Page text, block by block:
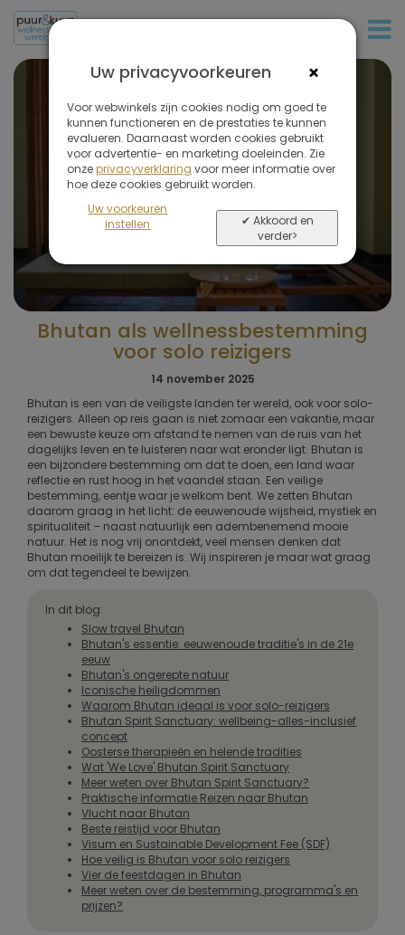
Bhutan als wellnessbestemming
voor solo reizigers
14 november 2025
Bhutan is een van de veiligste landen ter wereld, ook voor solo-
reizigers. Alleen op reis gaan is niet zomaar een vakantie, maar
een bewuste keuze om afstand te nemen van de ruis van het
dagelijks leven en te luisteren naar wat eronder ligt. Bhutan is
een bijzondere bestemming om dat te doen, een land waar
reflectie en rust hoog in het vaandel staan. Een veilige
bestemming, eentje waar je welkom bent. We zetten Bhutan
daarom graag in het licht: de eeuwenoude wijsheid, mystiek en
spiritualiteit – naast natuurlijk een adembenemend mooie
natuur. Het is nog vrij onontdekt, veel mensen denken dat
Bhutan moeilijk te bereizen is. Wij inspireren je maar wat graag
om dat tegendeel te bewijzen.
In dit blog:
Slow travel Bhutan
Bhutan's essentie: eeuwenoude traditie's in de 21e
eeuw
Bhutan's ongerepte natuur
Iconische heiligdommen
Waarom Bhutan ideaal is voor solo-reizigers
Bhutan Spirit Sanctuary: wellbeing-alles-inclusief
concept
Oosterse therapieën en helende tradities
Wat 'We Love' Bhutan Spirit Sanctuary
Meer weten over Bhutan Spirit Sanctuary?
Praktische informatie Reizen naar Bhutan
Vlucht naar Bhutan
Beste reistijd voor Bhutan
Visum en Sustainable Development Fee (SDF)
Hoe veilig is Bhutan voor solo reizigers
Vier de feestdagen in Bhutan
Meer weten over de bestemming, programma's en
prijzen?
×
Uw privacyvoorkeuren
Voor webwinkels zijn cookies nodig om goed te
kunnen functioneren en de prestaties te kunnen
evalueren. Daarnaast worden cookies gebruikt
voor advertentie- en marketing doeleinden. Zie
onzeprivacyverklaring voor meer informatie over
hoe deze cookies gebruikt worden.
Uw voorkeuren
instellen
✔ Akkoord en
verder>